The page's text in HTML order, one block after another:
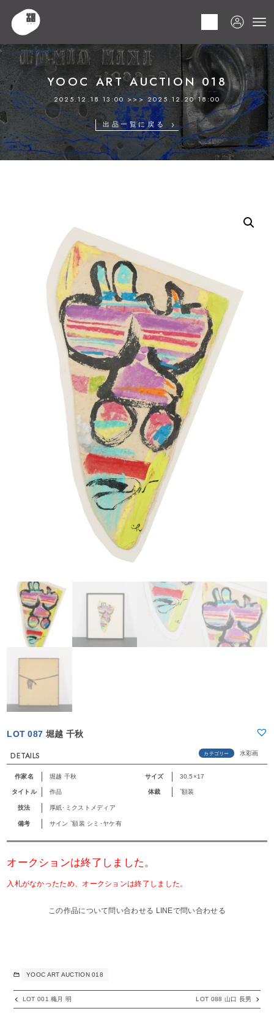
HOME
YOOC ART AUCTION 018
2025.12.18 13:00 >>> 2025.12.20 18:00
出品一覧に戻る
LOT 087 堀越 千秋
DETAILS カテゴリー 水彩画
作家名 堀越 千秋 サイズ 30.5×17
タイトル 作品 体裁 `額装
技法 厚紙･ミクストメディア
備考 サイン `額装 シミ･ヤケ有
オークションは終了しました。
入札がなかったため、オークションは終了しました。
この作品について問い合わせる LINEで問い合わせる
YOOC ART AUCTION 018
LOT 001 穐月 明 LOT 088 山口 長男